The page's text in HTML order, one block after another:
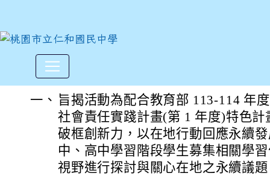
「2025 SDGs Talk 永續行動
一、 旨揭活動為配合教育部 113-114 年
社會責任實踐計畫(第 1 年度)特色計
破框創新力，以在地行動回應永續
中、高中學習階段學生募集相關學
視野進行探討與關心在地之永續議